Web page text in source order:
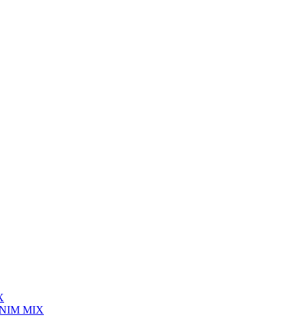
MIX